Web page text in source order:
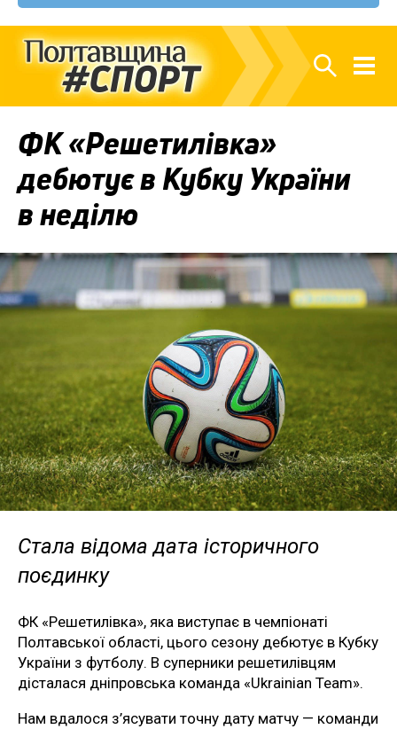
ФК «Решетилівка»
дебютує в Кубку України
в неділю
Стала відома дата історичного
поєдинку
ФК «Решетилівка», яка виступає в чемпіонаті
Полтавської області, цього сезону дебютує в Кубку
України з футболу. В суперники решетилівцям
дісталася дніпровська команда «Ukrainian Team».
Нам вдалося з’ясувати точну дату матчу — команди